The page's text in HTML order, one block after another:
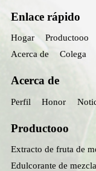
Enlace rápido
Hogar Productooo
Acerca de
Colega
Acerca de
Perfil Honor
Productooo
Extracto de fruta de
Edulcorante de